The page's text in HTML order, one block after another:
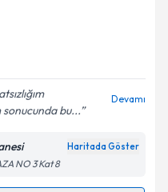
almanız için bir
ile bilgilendireceğiz.
ilişkin
Aydınlatma
verilerimin belirtilen
ediyorum.
bu...
Devamı
Haritada Göster
NO 3 Kat 8